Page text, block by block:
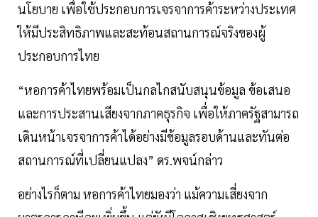
นโยบาย เพื่อใช้ประกอบการเจรจาการค้าระหว่างประเทศ
ให้มีประสิทธิภาพและสะท้อนสถานการณ์จริงของผู้
ประกอบการไทย
“หอการค้าไทยพร้อมเป็นกลไกสนับสนุนข้อมูล ข้อเสนอ
และการประสานเสียงจากภาคธุรกิจ เพื่อให้ภาครัฐสามารถ
เดินหน้าเจรจาการค้าได้อย่างมีข้อมูลรอบด้านและทันต่อ
สถานการณ์ที่เปลี่ยนแปลง” ดร.พจน์กล่าว
อย่างไรก็ตาม หอการค้าไทยมองว่า แม้ความเสี่ยงจาก